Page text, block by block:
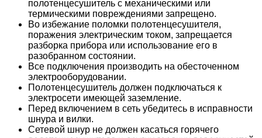
полотенцесушитель с механическими или
термическими повреждениями запрещено.
Во избежание поломки полотенцесушителя,
поражения электрическим током, запрещается
разборка прибора или использование его в
разобранном состоянии.
Все подключения производить на обесточенном
электрооборудовании.
Полотенцесушитель должен подключаться к
электросети имеющей заземление.
Перед включением в сеть убедитесь в исправности
шнура и вилки.
Сетевой шнур не должен касаться горячего